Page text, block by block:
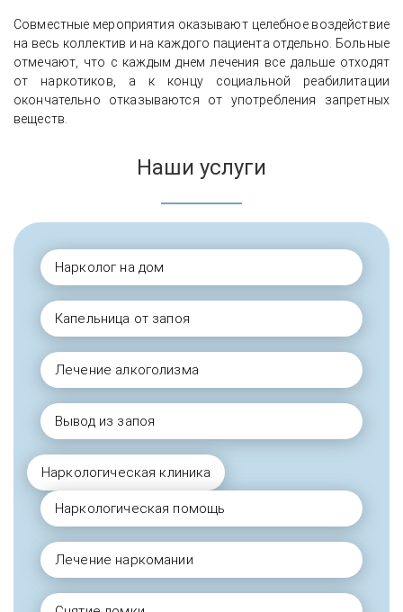
Совместные мероприятия оказывают целебное воздействие
на весь коллектив и на каждого пациента отдельно. Больные
отмечают, что с каждым днем лечения все дальше отходят
от наркотиков, а к концу социальной реабилитации
окончательно отказываются от употребления запретных
веществ.
Наши услуги
Нарколог на дом
Капельница от запоя
Лечение алкоголизма
Вывод из запоя
Наркологическая клиника
Наркологическая помощь
Лечение наркомании